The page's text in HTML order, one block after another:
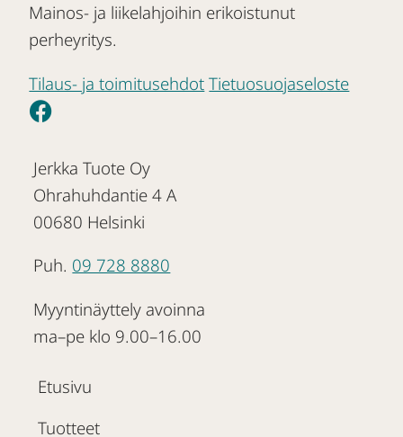
Mainos- ja liikelahjoihin erikoistunut
perheyritys.
Tilaus- ja toimitusehdot Tietuosuojaseloste
Jerkka Tuote Oy
Ohrahuhdantie 4 A
00680 Helsinki
Puh. 09 728 8880
Myyntinäyttely avoinna
ma–pe klo 9.00–16.00
Etusivu
Tuotteet